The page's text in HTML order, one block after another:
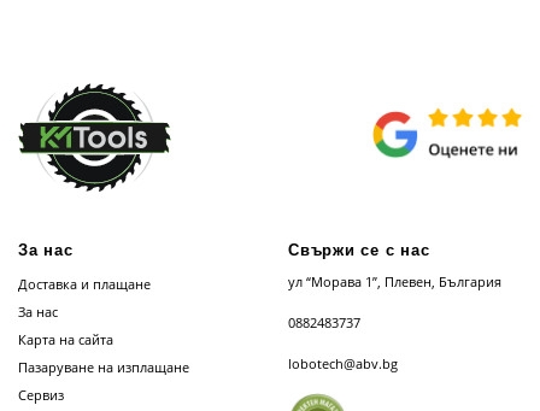
За нас
Доставка и плащане
За нас
Карта на сайта
Пазаруване на изплащане
Сервиз
Свържи се с нас
ул “Морава 1”, Плевен, България
0882483737
lobotech@abv.bg